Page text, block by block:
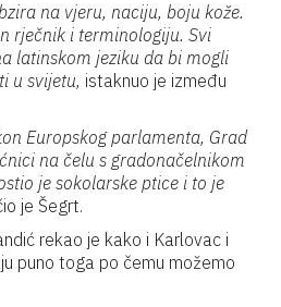
na vjeru, naciju, boju kože.
rječnik i terminologiju. Svi
latinskom jeziku da bi mogli
u svijetu, istaknuo je između
Europskog parlamenta, Grad
na čelu s gradonačelnikom
je sokolarske ptice i to je
je Šegrt.
rekao je kako i Karlovac i
puno toga po čemu možemo